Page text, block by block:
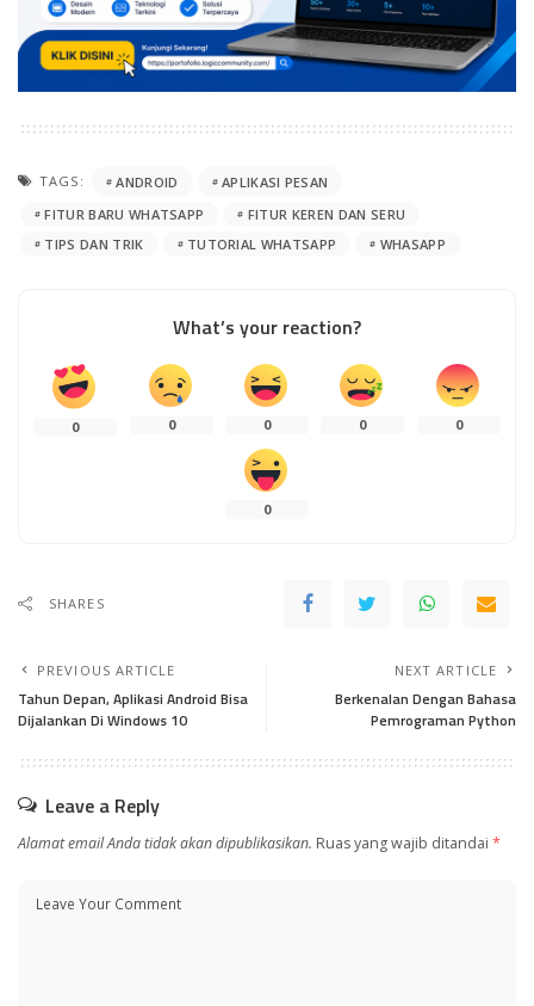
TAGS: ANDROID
APLIKASI PESAN
FITUR BARU WHATSAPP
FITUR KEREN DAN SERU
TIPS DAN TRIK
TUTORIAL WHATSAPP WHASAPP
What’s your reaction?
0 0 0 0 0
0
SHARES
PREVIOUS ARTICLE
Tahun Depan, Aplikasi Android Bisa
Dijalankan Di Windows 10
NEXT ARTICLE
Berkenalan Dengan Bahasa
Pemrograman Python
Leave a Reply
Alamat email Anda tidak akan dipublikasikan. Ruas yang wajib ditandai *